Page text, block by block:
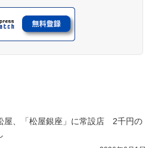
屋、「松屋銀座」に常設店　2千円の